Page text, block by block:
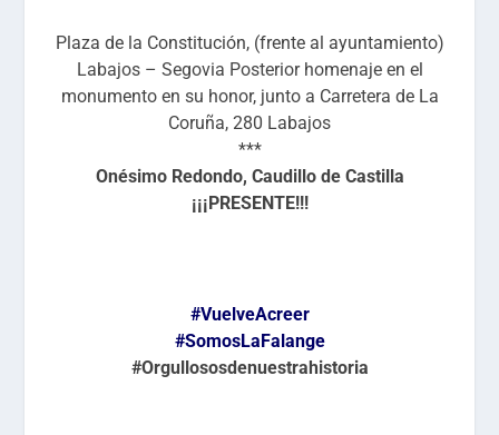
Plaza de la Constitución, (frente al ayuntamiento)
Labajos – Segovia Posterior homenaje en el
monumento en su honor, junto a Carretera de La
Coruña, 280 Labajos
***
Onésimo Redondo, Caudillo de Castilla
¡¡¡PRESENTE!!!
#VuelveAcreer
#SomosLaFalange
#Orgullososdenuestrahistoria